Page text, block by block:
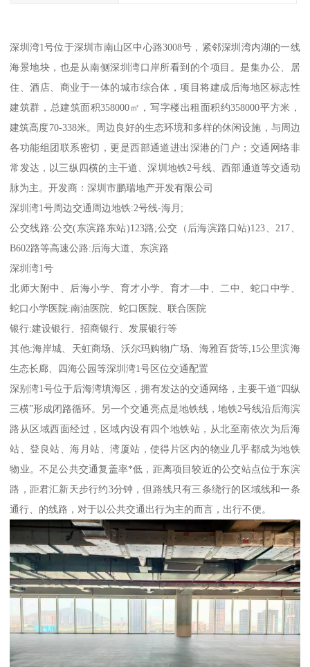
深圳湾1号位于深圳市南山区中心路3008号，紧邻深圳湾内湖的一线
海景地块，也是从南侧深圳湾口岸所看到的个项目。是集办公、居
住、酒店、商业于一体的城市综合体，项目将建成后海地区标志性
建筑群，总建筑面积358000㎡，写字楼出租面积约358000平方米，
建筑高度70-338米。周边良好的生态环境和多样的休闲设施，与周边
各功能组团联系密切，更是西部通道进出深港的门户；交通网络非
常发达，以三纵四横的主干道、深圳地铁2号线、西部通道等交通动
脉为主。开发商：深圳市鹏瑞地产开发有限公司
深圳湾1号周边交通周边地铁:2号线-海月;
公交线路:公交(东滨路东站)123路;公交（后海滨路口站)123、217、
B602路等高速公路:后海大道、东滨路
深圳湾1号
北师大附中、后海小学、育才小学、育才—中、二中、蛇口中学、
蛇口小学医院:南油医院、蛇口医院、联合医院
银行:建设银行、招商银行、发展银行等
其他:海岸城、天虹商场、沃尔玛购物广场、海雅百货等,15公里滨海
生态长廊、四海公园等深圳湾1号区位交通配置
深别湾1号位于后海湾填海区，拥有发达的交通网络，主要干道“四纵
三横”形成闭路循环。另一个交通亮点是地铁线，地铁2号线沿后海滨
路从区域西面经过，区域内设有四个地铁站，从北至南依次为后海
站、登良站、海月站、湾厦站，使得片区内的物业几乎都成为地铁
物业。不足公共交通复盖率*低，距离项目较近的公交站点位于东滨
路，距君汇新天步行约3分钟，但路线只有三条绕行的区域线和一条
通行、的线路，对于以公共交通出行为主的而言，出行不便。